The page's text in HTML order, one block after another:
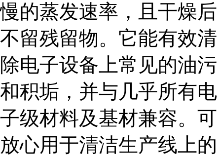
慢的蒸发速率，且干燥后
不留残留物。它能有效清
除电子设备上常见的油污
和积垢，并与几乎所有电
子级材料及基材兼容。可
放心用于清洁生产线上的